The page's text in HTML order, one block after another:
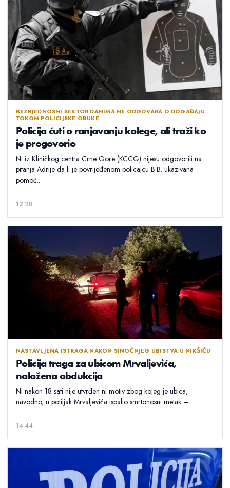
BEZBJEDNOSNI SEKTOR DANIMA NE ODGOVARA O DOGAĐAJU
TOKOM POLICIJSKE OBUKE
Policija ćuti o ranjavanju kolege, ali traži ko
je progovorio
Ni iz Kliničkog centra Crne Gore (KCCG) nijesu odgovorili na
pitanja Adrije da li je povrijeđenom policajcu B.B. ukazivana
pomoć...
12:28
NASTAVLJENA ISTRAGA NAKON SINOĆNJEG UBISTVA U NIKŠIĆU
Policija traga za ubicom Mrvaljevića,
naložena obdukcija
Ni nakon 18 sati nije utvrđen ni motiv zbog kojeg je ubica,
navodno, u potiljak Mrvaljevića ispalio smrtonosni metak –...
14:44